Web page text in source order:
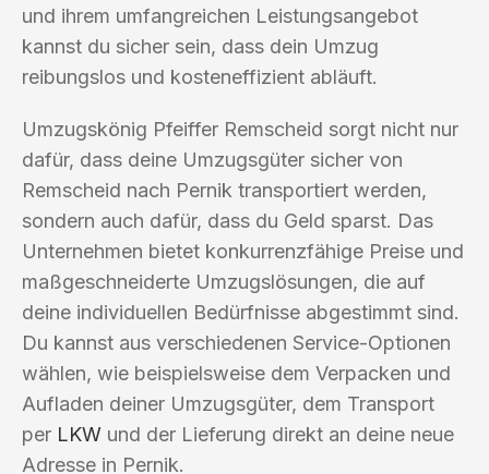
und ihrem umfangreichen Leistungsangebot
kannst du sicher sein, dass dein Umzug
reibungslos und kosteneffizient abläuft.
Umzugskönig Pfeiffer Remscheid sorgt nicht nur
dafür, dass deine Umzugsgüter sicher von
Remscheid nach Pernik transportiert werden,
sondern auch dafür, dass du Geld sparst. Das
Unternehmen bietet konkurrenzfähige Preise und
maßgeschneiderte Umzugslösungen, die auf
deine individuellen Bedürfnisse abgestimmt sind.
Du kannst aus verschiedenen Service-Optionen
wählen, wie beispielsweise dem Verpacken und
Aufladen deiner Umzugsgüter, dem Transport
per LKW und der Lieferung direkt an deine neue
Adresse in Pernik.